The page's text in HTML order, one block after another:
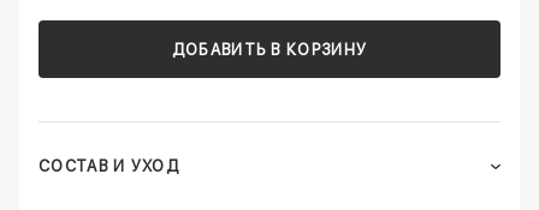
ДОБАВИТЬ В КОРЗИНУ
СОСТАВ И УХОД